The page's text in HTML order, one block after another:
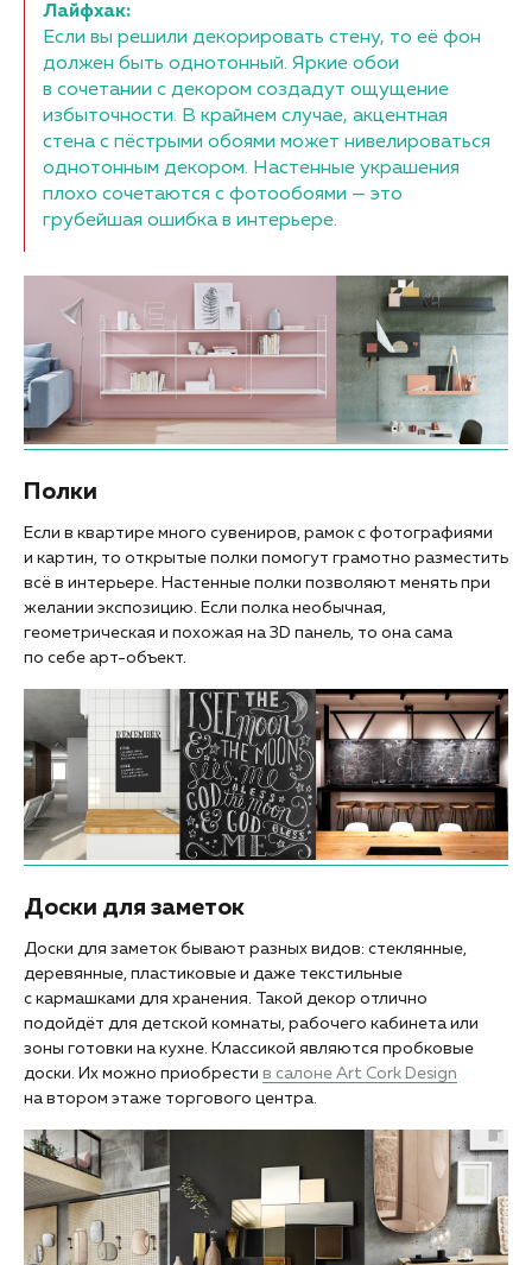
Лайфхак:
Если вы решили декорировать стену, то её фон
должен быть однотонный. Яркие обои
в сочетании с декором создадут ощущение
избыточности. В крайнем случае, акцентная
стена с пёстрыми обоями может нивелироваться
однотонным декором. Настенные украшения
плохо сочетаются с фотообоями — это
грубейшая ошибка в интерьере.
Полки
Если в квартире много сувениров, рамок с фотографиями
и картин, то открытые полки помогут грамотно разместить
всё в интерьере. Настенные полки позволяют менять при
желании экспозицию. Если полка необычная,
геометрическая и похожая на 3D панель, то она сама
по себе арт-объект.
Доски для заметок
Доски для заметок бывают разных видов: стеклянные,
деревянные, пластиковые и даже текстильные
с кармашками для хранения. Такой декор отлично
подойдёт для детской комнаты, рабочего кабинета или
зоны готовки на кухне. Классикой являются пробковые
доски. Их можно приобрести в салоне Art Cork Design
на втором этаже торгового центра.